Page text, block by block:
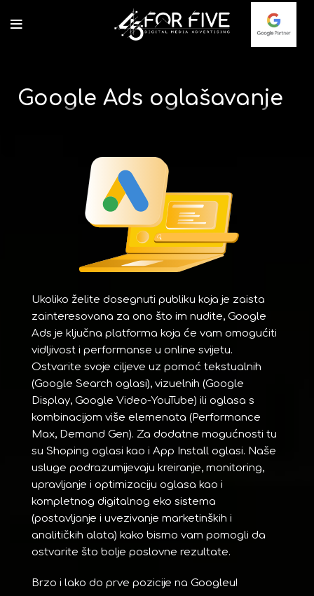
Google Ads oglašavanje
Ukoliko želite dosegnuti publiku koja je zaista
zainteresovana za ono što im nudite, Google
Ads je ključna platforma koja će vam omogućiti
vidljivost i performanse u online svijetu.
Ostvarite svoje ciljeve uz pomoć tekstualnih
(Google Search oglasi), vizuelnih (Google
Display, Google Video-YouTube) ili oglasa s
kombinacijom više elemenata (Performance
Max, Demand Gen). Za dodatne mogućnosti tu
su Shoping oglasi kao i App Install oglasi. Naše
usluge podrazumijevaju kreiranje, monitoring,
upravljanje i optimizaciju oglasa kao i
kompletnog digitalnog eko sistema
(postavljanje i uvezivanje marketinških i
analitičkih alata) kako bismo vam pomogli da
ostvarite što bolje poslovne rezultate.
Brzo i lako do prve pozicije na Googleu!